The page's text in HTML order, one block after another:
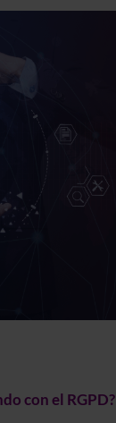
con el RGPD?